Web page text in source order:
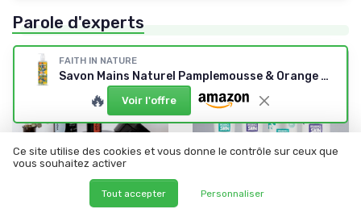
Parole d'experts
FAITH IN NATURE
Savon Mains Naturel Pamplemousse & Orange 400ml
🔥 Voir l'offre
Ce site utilise des cookies et vous donne le contrôle sur ceux que
vous souhaitez activer
Tout accepter Personnaliser